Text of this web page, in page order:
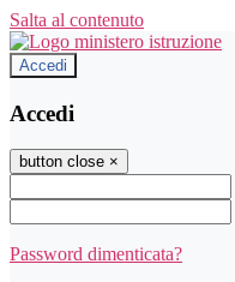
Salta al contenuto
Accedi
Accedi
button close ×
Password dimenticata?